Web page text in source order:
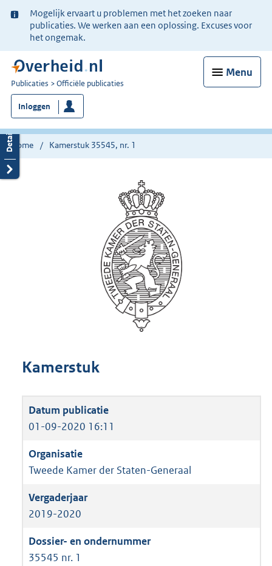
Ter
informatie:
Mogelijk ervaart u problemen met het zoeken naar
publicaties. We werken aan een oplossing. Excuses voor
het ongemak.
Menu
U
bent
nu
hier:
Publicaties Officiële publicaties
Inloggen
Home Kamerstuk 35545, nr. 1
Kamerstuk
01-09-2020 16:11
Tweede Kamer der Staten-Generaal
2019-2020
35545 nr. 1